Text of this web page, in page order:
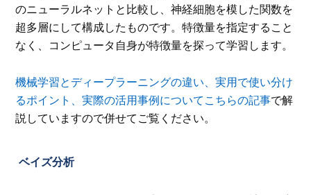
のニューラルネットと比較し、神経細胞を模した関数を
超多層にして構成したものです。特徴量を指定すること
なく、コンピュータ自身が特徴量を探って学習します。
機械学習とディープラーニングの違い、実用で使い分け
るポイント、実際の活用事例についてこちらの記事で解
説していますので併せてご覧ください。
ベイズ分析